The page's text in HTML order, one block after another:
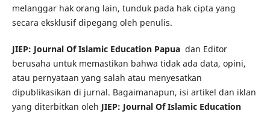
melanggar hak orang lain, tunduk pada hak cipta yang
secara eksklusif dipegang oleh penulis.
JIEP: Journal Of Islamic Education Papuadan Editor
berusaha untuk memastikan bahwa tidak ada data, opini,
atau pernyataan yang salah atau menyesatkan
dipublikasikan di jurnal. Bagaimanapun, isi artikel dan iklan
yang diterbitkan oleh JIEP: Journal Of Islamic Education